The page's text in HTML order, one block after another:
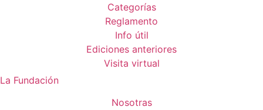
Categorías
Reglamento
Info útil
Ediciones anteriores
Visita virtual
La Fundación
Nosotras